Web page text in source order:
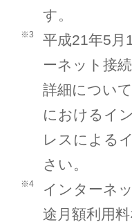
す。
※3
平成21年5月
ーネット接
詳細につい
におけるイ
レスによる
さい。
※4
インターネ
途月額利用